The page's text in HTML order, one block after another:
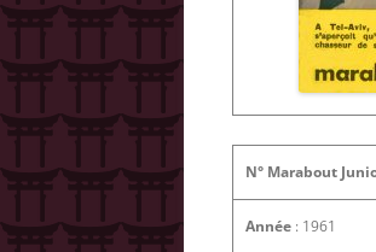
N° Marabout
Année : 1961